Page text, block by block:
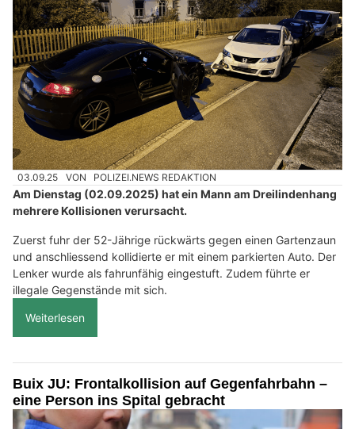
03.09.25 VON POLIZEI.NEWS REDAKTION
Am Dienstag (02.09.2025) hat ein Mann am Dreilindenhang
mehrere Kollisionen verursacht.
Zuerst fuhr der 52-Jährige rückwärts gegen einen Gartenzaun
und anschliessend kollidierte er mit einem parkierten Auto. Der
Lenker wurde als fahrunfähig eingestuft. Zudem führte er
illegale Gegenstände mit sich.
Weiterlesen
Buix JU: Frontalkollision auf Gegenfahrbahn –
eine Person ins Spital gebracht